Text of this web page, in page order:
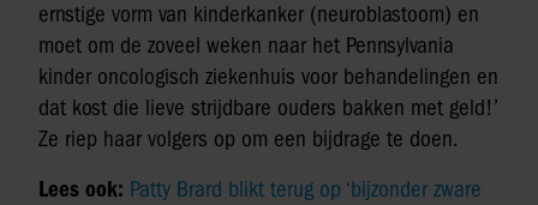
ernstige vorm van kinderkanker (neuroblastoom) en
moet om de zoveel weken naar het Pennsylvania
kinder oncologisch ziekenhuis voor behandelingen en
dat kost die lieve strijdbare ouders bakken met geld!’
Ze riep haar volgers op om een bijdrage te doen.
Lees ook: Patty Brard blikt terug op ‘bijzonder zware